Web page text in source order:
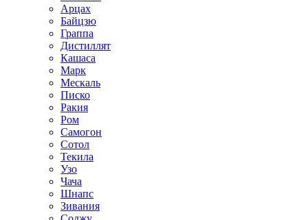
Арцах
Байцзю
Граппа
Дистиллят
Кашаса
Марк
Мескаль
Писко
Ракия
Ром
Самогон
Сотол
Текила
Узо
Чача
Шнапс
Зивания